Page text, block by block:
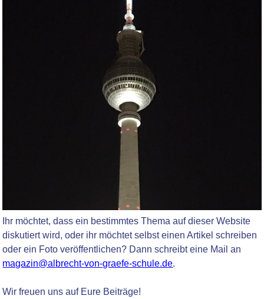
Ihr möchtet, dass ein bestimmtes Thema auf dieser Website
diskutiert wird, oder ihr möchtet selbst einen Artikel schreiben
oder ein Foto veröffentlichen? Dann schreibt eine Mail an
magazin@albrecht-von-graefe-schule.de.
Wir freuen uns auf Eure Beiträge!